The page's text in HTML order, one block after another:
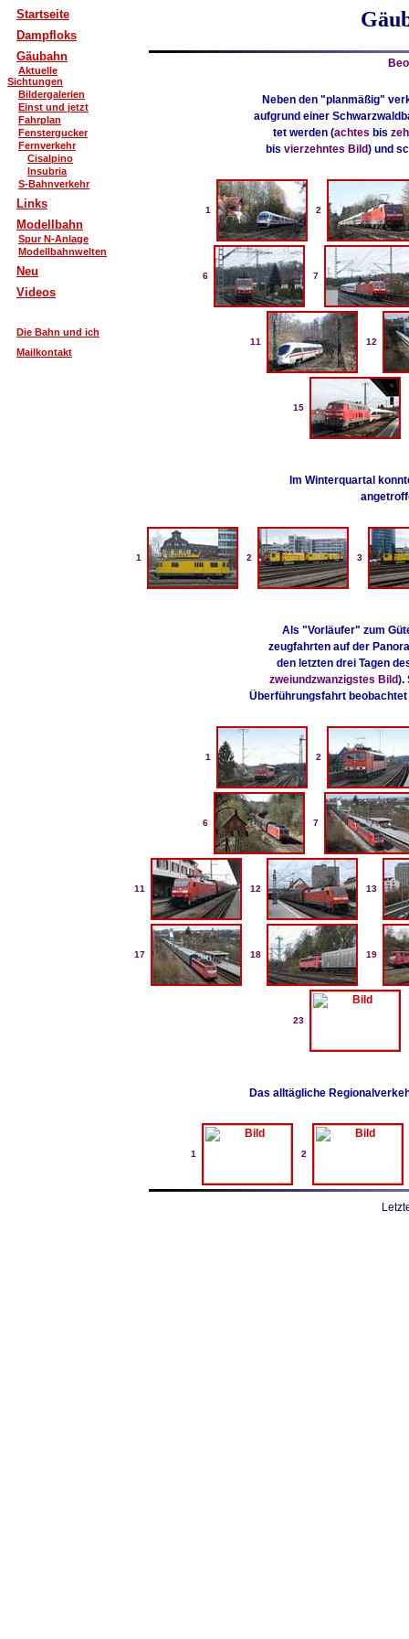
Startseite
Dampfloks
Gäubahn
Aktuelle
Sichtungen
Bildergalerien
Einst und jetzt
Fahrplan
Fenstergucker
Fernverkehr
Cisalpino
Insubria
S-Bahnverkehr
Links
Modellbahn
Spur N-Anlage
Modellbahnwelten
Neu
Videos
Die Bahn und ich
Mailkontakt
Neben den "planmäßig"
aufgrund einer
tet werden (achtes bis
bis vierzehntes Bild) und
1 2
6 7
11 12
15
Im Winterquartal
1 2 3
Als "Vorläufer" zum
zeugfahrten auf der
den letzten drei Tagen
zweiundzwanzigstes Bild).
Überführungsfahrt beobachtet
1 2
6 7
11 12 13
17 18 19
23
Das alltägliche
1 2